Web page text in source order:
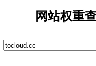
网站权重